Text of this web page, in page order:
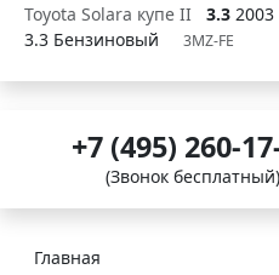
Toyota Solara купе II 3.3 2003
3.3 Бензиновый 3MZ-FE
+7 (495) 260-
(Звонок бесплатный)
Главная